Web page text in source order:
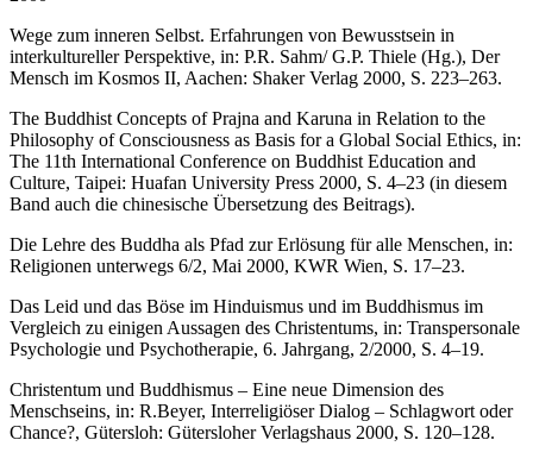
Wege zum inneren Selbst. Erfahrungen von Bewusstsein in
interkultureller Perspektive, in: P.R. Sahm/ G.P. Thiele (Hg.), Der
Mensch im Kosmos II, Aachen: Shaker Verlag 2000, S. 223–263.
The Buddhist Concepts of Prajna and Karuna in Relation to the
Philosophy of Consciousness as Basis for a Global Social Ethics, in:
The 11th International Conference on Buddhist Education and
Culture, Taipei: Huafan University Press 2000, S. 4–23 (in diesem
Band auch die chinesische Übersetzung des Beitrags).
Die Lehre des Buddha als Pfad zur Erlösung für alle Menschen, in:
Religionen unterwegs 6/2, Mai 2000, KWR Wien, S. 17–23.
Das Leid und das Böse im Hinduismus und im Buddhismus im
Vergleich zu einigen Aussagen des Christentums, in: Transpersonale
Psychologie und Psychotherapie, 6. Jahrgang, 2/2000, S. 4–19.
Christentum und Buddhismus – Eine neue Dimension des
Menschseins, in: R.Beyer, Interreligiöser Dialog – Schlagwort oder
Chance?, Gütersloh: Gütersloher Verlagshaus 2000, S. 120–128.